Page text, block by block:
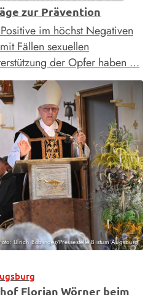
zur Prävention
im höchst Negativen
Fällen sexuellen
der Opfer haben …
Ulrich Bobinger/Pressestelle Bistum Augsburg
Florian Wörner beim